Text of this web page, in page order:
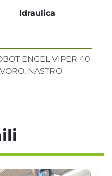
ENGEL VIPER 40
NASTRO
Idraulica